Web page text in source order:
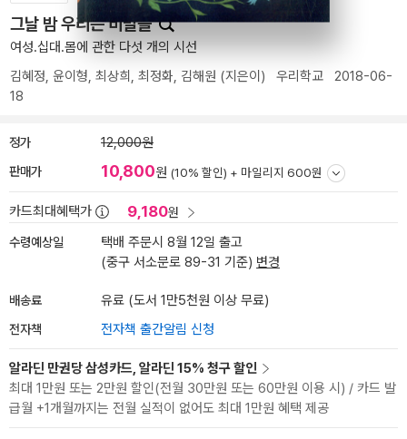
그날 밤 우리는 비밀을
여성.십대.몸에 관한 다섯 개의 시선
김혜정, 윤이형, 최상희 , 최정화, 김해원 (지은이) 우리학교 2018-06-
18
정가 12,000원
판매가 10,800원 (10% 할인) + 마일리지 600원
카드최대혜택가 9,180원
수령예상일
택배 주문시 8월 12일 출고
(중구 서소문로 89-31 기준) 변경
배송료 유료 (도서 1만5천원 이상 무료)
전자책 전자책 출간알림 신청
알라딘 만권당 삼성카드, 알라딘 15% 청구 할인
최대 1만원 또는 2만원 할인(전월 30만원 또는 60만원 이용 시) / 카드 발
급월 +1개월까지는 전월 실적이 없어도 최대 1만원 혜택 제공